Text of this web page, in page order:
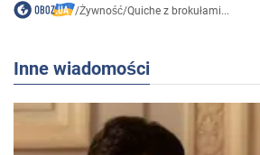
/Żywność/Quiche z brokułami...
Inne wiadomości